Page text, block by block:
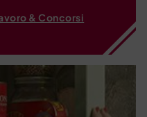
& Concorsi